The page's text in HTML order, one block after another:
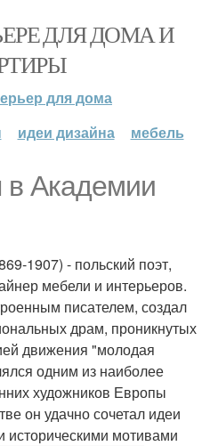
ДЛЯ ДОМА И
для дома
идеи дизайна мебель
Академии
1907) - польский поэт,
мебели и интерьеров.
писателем, создал
драм, проникнутых
движения "молодая
одним из наиболее
художников Европы
он удачно сочетал идеи
мотивами